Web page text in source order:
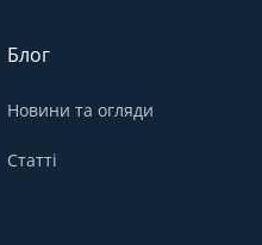
Блог
Новини та огляди
Статті